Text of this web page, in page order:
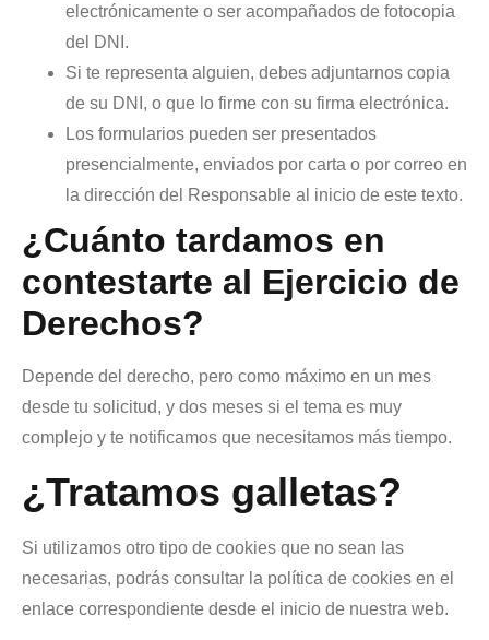
electrónicamente o ser acompañados de fotocopia
del DNI.
Si te representa alguien, debes adjuntarnos copia
de su DNI, o que lo firme con su firma electrónica.
Los formularios pueden ser presentados
presencialmente, enviados por carta o por correo en
la dirección del Responsable al inicio de este texto.
¿Cuánto tardamos en
contestarte al Ejercicio de
Derechos?
Depende del derecho, pero como máximo en un mes
desde tu solicitud, y dos meses si el tema es muy
complejo y te notificamos que necesitamos más tiempo.
¿Tratamos galletas?
Si utilizamos otro tipo de cookies que no sean las
necesarias, podrás consultar la política de cookies en el
enlace correspondiente desde el inicio de nuestra web.